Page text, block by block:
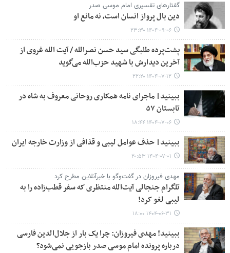
گفتارهای تفسیری امام موسی صدر
دین بال پرواز انسان است، نه مانع او
۱۴۰۴-۰۹-۰۶ ۲۳:۳۰
پشت‌پرده طلبگی سید حسن نصرالله / آیت الله غروی از
آخرین دیدارش با شهید حزب‌الله می‌گوید
۱۴۰۴-۰۷-۱۲ ۲۲:۲۰
ببینید| ماجرای نامه همکاری روحانی معروف به شاه در
تابستان ۵۷
۱۴۰۴-۰۷-۰۶ ۱۸:۴۴
ببینید| حذف عوامل لیبی و قذافی از وزارت خارجه ایران
۱۴۰۴-۰۷-۰۱ ۲۰:۵۳
مهدی فیروزان در گفت‌وگو با خبرآنلاین مطرح کرد
تلگرام جنجالی آیت‌الله منتظری که سفر قطب‌زاده را به
لیبی لغو کرد!
۱۴۰۴-۰۶-۳۱ ۱۸:۰۰
ببینید! مهدی فیروزان: چرا یک بار از جلال‌الدین فارسی
درباره پرونده امام موسی صدر بازجویی نمی‌شود؟